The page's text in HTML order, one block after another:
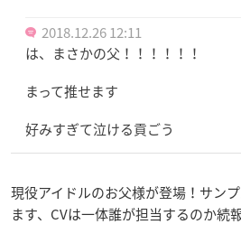
2018.12.26 12:11
は、まさかの父！！！！！！
まって推せます
好みすぎて泣ける貢ごう
現役アイドルのお父様が登場！サン
ます、CVは一体誰が担当するのか続